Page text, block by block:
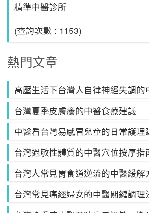
精準中醫診所
(查詢次數 : 1153)
熱門文章
高壓生活下台灣人自律神經失調的
台灣夏季皮膚癢的中醫食療建議
中醫看台灣易感冒兒童的日常護理
台灣過敏性體質的中醫穴位按摩指
台灣人常見胃食道逆流的中醫緩解
台灣常見痛經婦女的中醫關鍵調理